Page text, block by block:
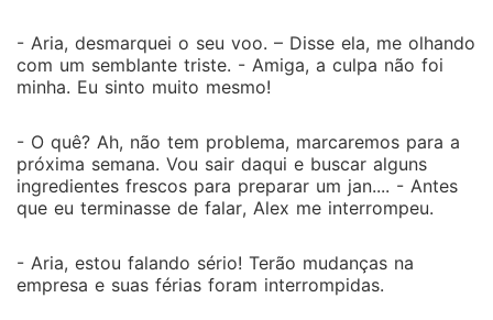
- Aria, desmarquei o seu voo. – Disse ela, me olhando
com um semblante triste. - Amiga, a culpa não foi
minha. Eu sinto muito mesmo!
- O quê? Ah, não tem problema, marcaremos para a
próxima semana. Vou sair daqui e buscar alguns
ingredientes frescos para preparar um jan.... - Antes
que eu terminasse de falar, Alex me interrompeu.
- Aria, estou falando sério! Terão mudanças na
empresa e suas férias foram interrompidas.